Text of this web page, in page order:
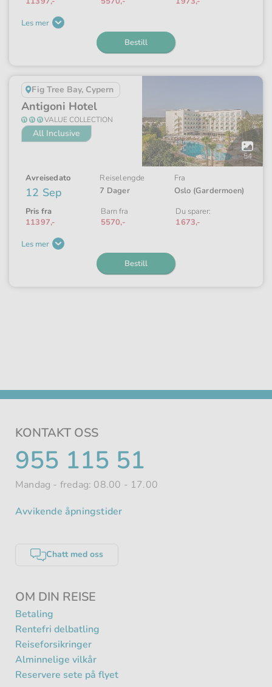
Les mer
Bestill
Fig Tree Bay, Cypern
Antigoni Hotel
VALUE COLLECTION
All Inclusive
Åpne
galleriet
54
Avreisedato
12 Sep
Reiselengde
7 Dager
Fra
Oslo (Gardermoen)
Pris fra
11397,-
Barn fra
5570,-
Du sparer:
1673,-
Les mer
Bestill
OM DIN REISE
Betaling
Rentefri delbatling
Reiseforsikringer
Alminnelige vilkår
Reservere sete på flyet
KONTAKT OSS
TELEFONNUMMER
955 115 51
Mandag - fredag: 08.00 - 17.00
Avvikende åpningstider
Chatt med oss